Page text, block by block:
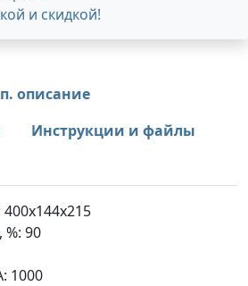
и скидкой!
описание
Инструкции и файлы
90
1000